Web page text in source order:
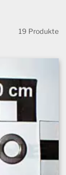
19 Produkte